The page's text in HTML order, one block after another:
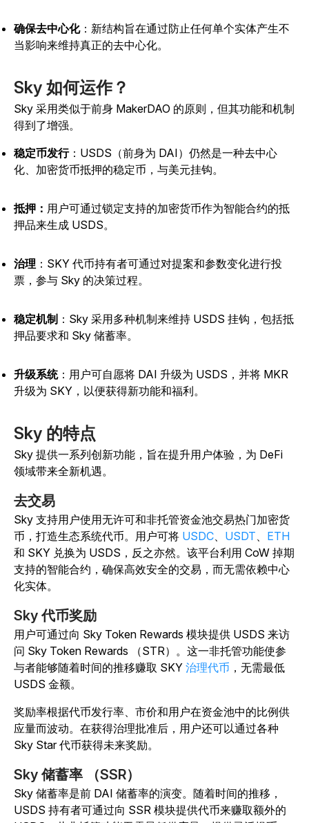
确保去中心化：新结构旨在通过防止任何单个实体产生不
当影响来维持真正的去中心化。
Sky 如何运作？
Sky 采用类似于前身 MakerDAO 的原则，但其功能和机制
得到了增强。
稳定币发行：USDS（前身为 DAI）仍然是一种去中心
化、加密货币抵押的稳定币，与美元挂钩。
抵押： 用户可通过锁定支持的加密货币作为智能合约的抵
押品来生成 USDS。
治理 ：SKY 代币持有者可通过对提案和参数变化进行投
票，参与 Sky 的决策过程。
稳定机制 ：Sky 采用多种机制来维持 USDS 挂钩，包括抵
押品要求和 Sky 储蓄率。
升级系统：用户可自愿将 DAI 升级为 USDS，并将 MKR
升级为 SKY，以便获得新功能和福利。
Sky 的特点
Sky 提供一系列创新功能，旨在提升用户体验，为 DeFi
领域带来全新机遇。
去交易
Sky 支持用户使用无许可和非托管资金池交易热门加密货
币，打造生态系统代币。 用户可将 USDC、 USDT、 ETH
和 SKY 兑换为 USDS，反之亦然。该平台利用 CoW 掉期
支持的智能合约，确保高效安全的交易，而无需依赖中心
化实体。
Sky 代币奖励
用户可通过向 Sky Token Rewards 模块提供 USDS 来访
问 Sky Token Rewards （STR）。这一非托管功能使参
与者能够随着时间的推移赚取 SKY 治理代币 ，无需最低
USDS 金额。
奖励率根据代币发行率、市价和用户在资金池中的比例供
应量而波动。在获得治理批准后，用户还可以通过各种
Sky Star 代币获得未来奖励。
Sky 储蓄率 （SSR）
Sky 储蓄率是前 DAI 储蓄率的演变。随着时间的推移，
USDS 持有者可通过向 SSR 模块提供代币来赚取额外的